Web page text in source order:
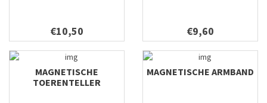
€10,50 €9,60
MAGNETISCHE
TOERENTELLER
MAGNETISCHE ARMBAND